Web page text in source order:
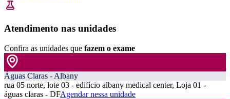
Atendimento nas unidades
Confira as unidades que fazem o exame
Águas Claras - Albany
rua 05 norte, lote 03 - edifício albany medical center, Loja 01 -
águas claras - DFAgendar nessa unidade